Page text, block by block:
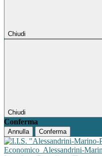
Chiudi
Chiudi
Conferma
Annulla Conferma
Economico Alessandrini-